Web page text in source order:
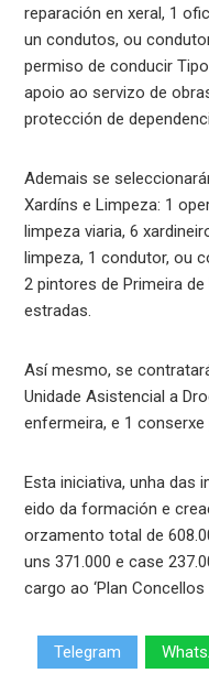
reparación en xeral, 1
un condutos, ou
permiso de conducir
apoio ao servizo de
protección de
Ademais se
Xardíns e Limpeza: 1
limpeza viaria, 6
limpeza, 1 condutor, ou
2 pintores de Primeira
estradas.
Así mesmo, se
Unidade Asistencial a
enfermeira, e 1
Esta iniciativa, unha das
eido da formación e
orzamento total de
uns 371.000 e case
cargo ao ‘Plan Concellos
Telegram